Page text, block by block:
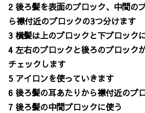
2 後ろ髪を表面のブロック、中間の
ら襟付近のブロックの3つ分けます
3 横髪は上のブロックと下ブロック
4 左右のブロックと後ろのブロック
チェックします
5 アイロンを使っていきます
6 後ろ髪の耳あたりから襟付近のブ
7 後ろ髪の中間ブロックに使う